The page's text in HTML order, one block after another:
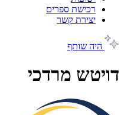
רכישת ספרים
יצירת קשר
היה שותף
דויטש מרדכי